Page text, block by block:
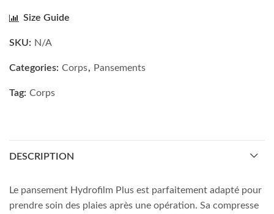
Size Guide
SKU: N/A
Categories: Corps, Pansements
Tag: Corps
DESCRIPTION
Le pansement Hydrofilm Plus est parfaitement adapté pour
prendre soin des plaies après une opération. Sa compresse